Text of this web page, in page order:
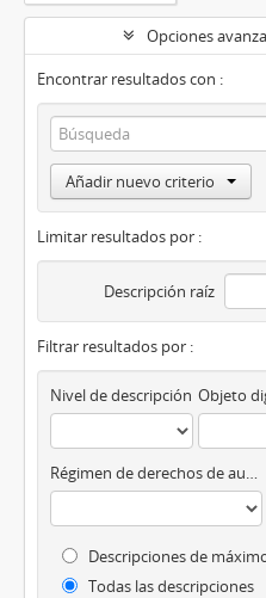
Opciones
Encontrar resultados con :
Añadir nuevo criterio
Limitar resultados por :
Descripción raíz
Filtrar resultados por :
Nivel de descripción
Régimen de derechos de autor
Descripciones de
Todas las descripciones